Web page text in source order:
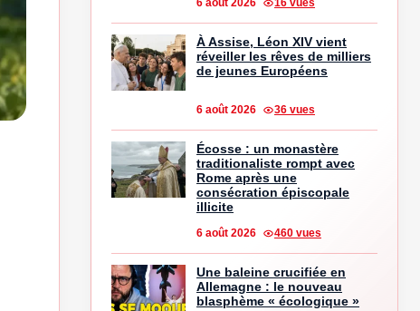
À Assise, Léon XIV vient
réveiller les rêves de milliers
de jeunes Européens
6 août 2026 36 vues
Écosse : un monastère
traditionaliste rompt avec
Rome après une
consécration épiscopale
illicite
6 août 2026 460 vues
Une baleine crucifiée en
Allemagne : le nouveau
blasphème « écologique »